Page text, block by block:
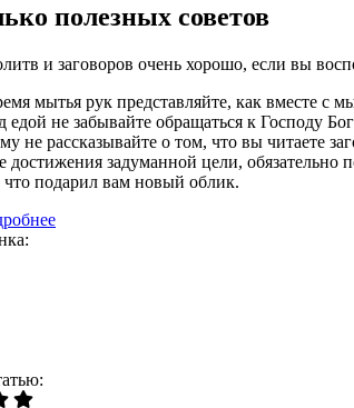
полезных советов
и заговоров очень хорошо, если вы
мытья рук представляйте, как вместе с
едой не забывайте обращаться к Господу
не рассказывайте о том, что вы читаете
достижения задуманной цели, обязательно
что подарил вам новый облик.